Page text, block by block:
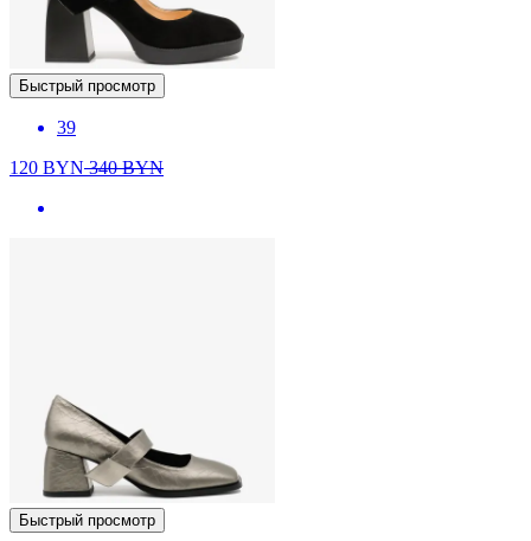
Быстрый просмотр
39
120 BYN340BYN
Быстрый просмотр